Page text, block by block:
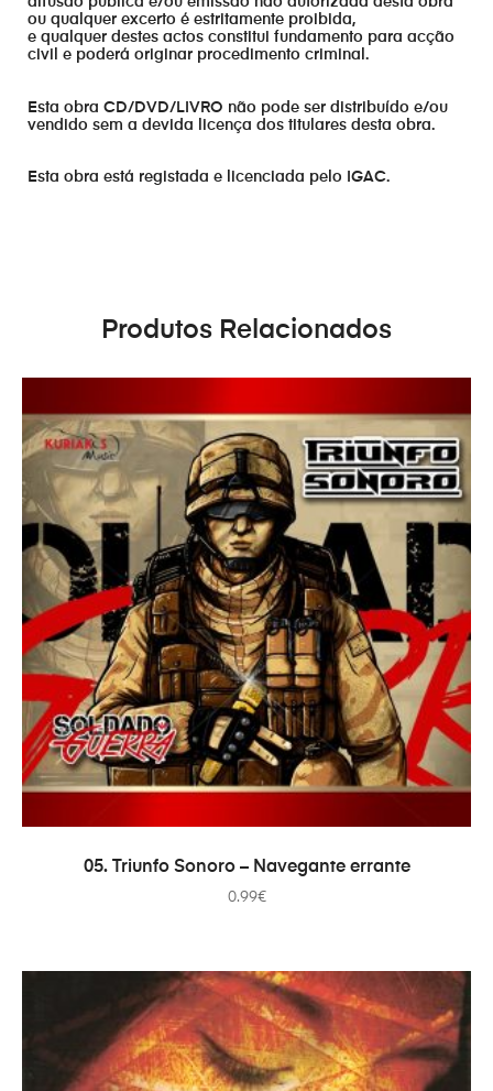
ou qualquer excerto é estritamente proibida,
e qualquer destes actos constitui fundamento para acção
civil e poderá originar procedimento criminal.
Esta obra CD/DVD/LIVRO não pode ser distribuído e/ou
vendido sem a devida licença dos titulares desta obra.
Esta obra está registada e licenciada pelo IGAC.
Produtos Relacionados
ADICIONAR
05. Triunfo Sonoro – Navegante errante
0.99€